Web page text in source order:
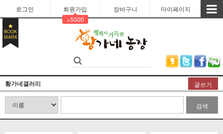
로그인
회원가입
+5000
장바구니 마이페이지
BOOK
MARK
황가네갤러리 글쓰기
검색